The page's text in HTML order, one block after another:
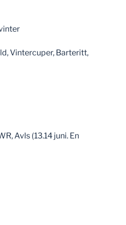
Vintercuper, Barteritt,
Avls (13.14 juni. En